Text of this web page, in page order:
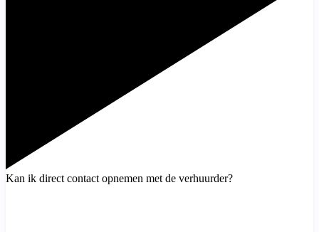
Kan ik direct contact opnemen met de verhuurder?